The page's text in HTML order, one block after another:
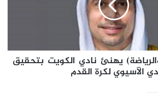
يهنئ نادي الكويت بتحقيق
الآسيوي لكرة القدم